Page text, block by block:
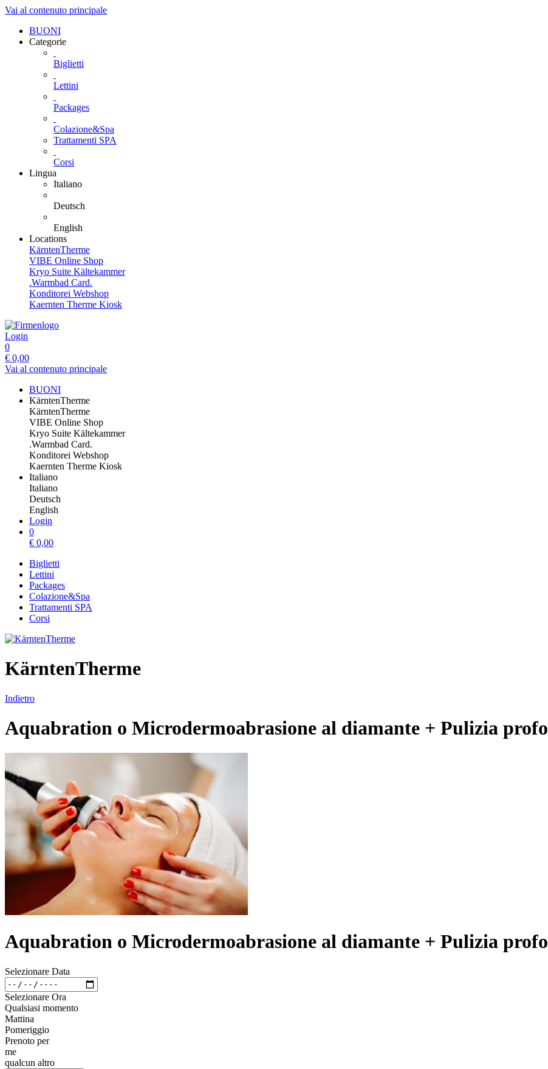
Vai al contenuto principale
BUONI
Categorie
Biglietti
Lettini
Packages
Colazione&Spa
Trattamenti SPA
Corsi
Lingua
Italiano
Deutsch
English
Locations
KärntenTherme
VIBE Online Shop
Kryo Suite Kältekammer
.Warmbad Card.
Konditorei Webshop
Kaernten Therme Kiosk
Login
0
€ 0,00
Vai al contenuto principale
BUONI
KärntenTherme
KärntenTherme
VIBE Online Shop
Kryo Suite Kältekammer
.Warmbad Card.
Konditorei Webshop
Kaernten Therme Kiosk
Italiano
Italiano
Deutsch
English
Login
0
€ 0,00
Biglietti
Lettini
Packages
Colazione&Spa
Trattamenti SPA
Corsi
KärntenTherme
Indietro
Aquabration o Microdermoabrasione al diamante + Pulizia
Aquabration o Microdermoabrasione al diamante + Pulizia
Selezionare Data
Selezionare Ora
Qualsiasi momento
Mattina
Pomeriggio
Prenoto per
me
qualcun altro